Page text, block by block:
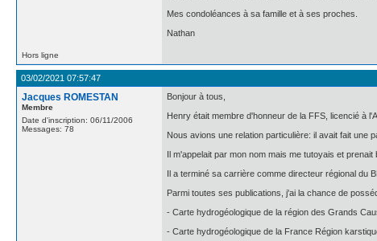
Mes condoléances à sa famille et à ses proches.
Nathan
Hors ligne
03/02/2021 07:57:47
Jacques ROMESTAN
Membre
Date d'inscription: 06/11/2006
Messages: 78
Bonjour à tous,
Henry était membre d'honneur de la FFS, licencié à
Nous avions une relation particulière: il avait fait une
Il m'appelait par mon nom mais me tutoyais et
Il a terminé sa carrière comme directeur régional du
Parmi toutes ses publications, j'ai la chance de
- Carte hydrogéologique de la région des Grands
- Carte hydrogéologique de la France Région